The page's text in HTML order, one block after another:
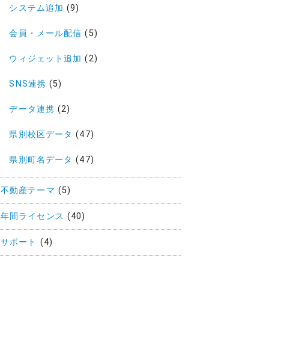
システム追加 (9)
会員・メール配信 (5)
ウィジェット追加 (2)
SNS連携 (5)
データ連携 (2)
県別校区データ (47)
県別町名データ (47)
不動産テーマ (5)
年間ライセンス (40)
サポート (4)